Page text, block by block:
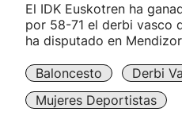
El IDK Euskotren ha
por 58-71 el derbi vasco
ha disputado en
Baloncesto
Derbi
Mujeres Deportistas